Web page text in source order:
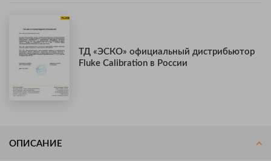
ТД «ЭСКО» официальный дистрибьютор
Fluke Calibration в России
ОПИСАНИЕ